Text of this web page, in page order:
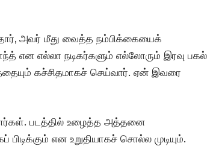
அவர் மீது வைத்த நம்பிக்கையைக்
என எல்லா நடிகர்களும் எல்லோரும் இரவு பகல்
கச்சிதமாகச் செய்வார். ஏன் இவரை
படத்தில் உழைத்த அத்தனை
என உறுதியாகச் சொல்ல முடியும்.